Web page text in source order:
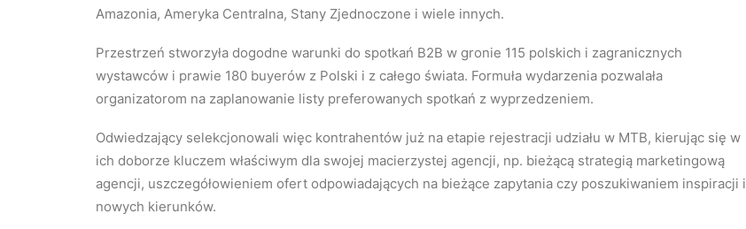
Amazonia, Ameryka Centralna, Stany Zjednoczone i wiele innych.
Przestrzeń stworzyła dogodne warunki do spotkań B2B w gronie 115 polskich i zagranicznych
wystawców i prawie 180 buyerów z Polski i z całego świata. Formuła wydarzenia pozwalała
organizatorom na zaplanowanie listy preferowanych spotkań z wyprzedzeniem.
Odwiedzający selekcjonowali więc kontrahentów już na etapie rejestracji udziału w MTB, kierując się w
ich doborze kluczem właściwym dla swojej macierzystej agencji, np. bieżącą strategią marketingową
agencji, uszczegółowieniem ofert odpowiadających na bieżące zapytania czy poszukiwaniem inspiracji i
nowych kierunków.